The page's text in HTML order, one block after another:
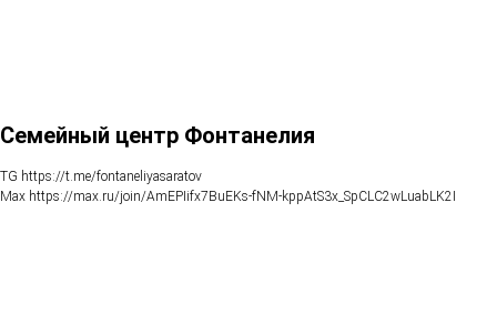
Семейный центр Фонтанелия
TG https://t.me/fontaneliyasaratov
Max https://max.ru/join/AmEPIifx7BuEKs-fNM-kppAtS3x_SpCLC2wLuabLK2I